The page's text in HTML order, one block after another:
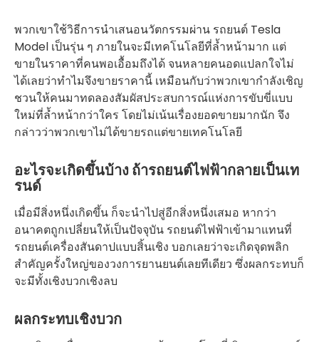
พวกเขาใช้วิธีการนำเสนอนวัตกรรมผ่าน รถยนต์ Tesla
Model เป็นรุ่น ๆ ภายในจะมีเทคโนโลยีที่ล้ำหน้ามาก แต่
ขายในราคาที่คนพอเอื้อมถึงได้ จนหลายคนอดแปลกใจไม่
ได้เลยว่าทำไมจึงขายราคานี้ เหมือนกับว่าพวกเขากำลังเชิญ
ชวนให้คนมาทดลองสัมผัสประสบการณ์แห่งการขับขี่แบบ
ใหม่ที่ล้ำหน้ากว่าใคร โดยไม่เน้นเรื่องยอดขายมากนัก จึง
กล่าวว่าพวกเขาไม่ได้ขายรถแต่ขายเทคโนโลยี
อะไรจะเกิดขึ้นบ้าง ถ้ารถยนต์ไฟฟ้ากลายเป็นเท
รนด์
เมื่อมีสิ่งหนึ่งเกิดขึ้น ก็จะนำไปสู่อีกสิ่งหนึ่งเสมอ หากว่า
อนาคตถูกเปลี่ยนให้เป็นปัจจุบัน รถยนต์ไฟฟ้าเข้ามาแทนที่
รถยนต์เครื่องสันดาปแบบสิ้นเชิง บอกเลยว่าจะเกิดจุดพลิก
สำคัญครั้งใหญ่ของวงการยานยนต์เลยทีเดียว ซึ่งผลกระทบก็
จะมีทั้งเชิงบวกเชิงลบ
ผลกระทบเชิงบวก